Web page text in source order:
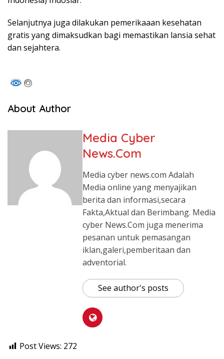
Selanjutnya juga dilakukan pemerikaaan kesehatan
gratis yang dimaksudkan bagi memastikan lansia sehat
dan sejahtera.
About Author
Media Cyber
News.Com
Media cyber news.com Adalah
Media online yang menyajikan
berita dan informasi,secara
Fakta,Aktual dan Berimbang. Media
cyber News.Com juga menerima
pesanan untuk pemasangan
iklan,galeri,pemberitaan dan
adventorial.
See author's posts
Post Views: 272